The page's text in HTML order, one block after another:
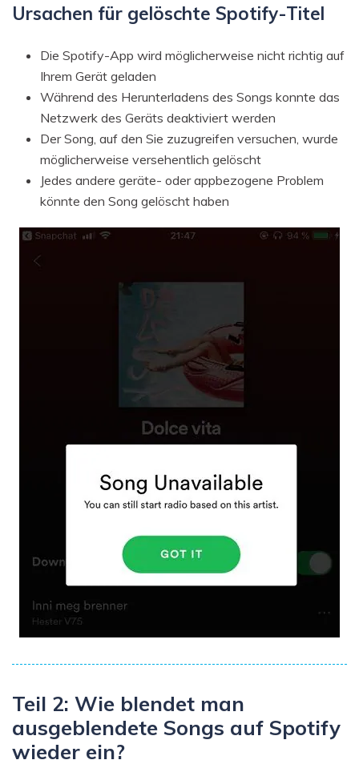
Ursachen für gelöschte Spotify-Titel
Die Spotify-App wird möglicherweise nicht richtig auf
Ihrem Gerät geladen
Während des Herunterladens des Songs konnte das
Netzwerk des Geräts deaktiviert werden
Der Song, auf den Sie zuzugreifen versuchen, wurde
möglicherweise versehentlich gelöscht
Jedes andere geräte- oder appbezogene Problem
könnte den Song gelöscht haben
Teil 2: Wie blendet man
ausgeblendete Songs auf Spotify
wieder ein?